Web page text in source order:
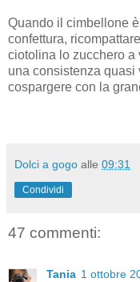
Quando il cimbellone
confettura,
ciotolina lo zucchero a
una consistenza quasi
cospargere con la
Dolci a gogo alle 09:31
Condividi
47 commenti:
Tania 1 ottobre